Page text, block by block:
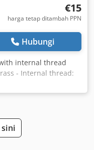
€15
harga tetap ditambah PPN
Hubungi
internal thread
- Internal thread:
63 ball valves
2.1 kg